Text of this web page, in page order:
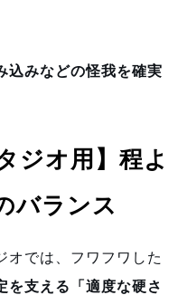
込みなどの怪我を確実
ジオ用】程よ
バランス
オでは、フワフワした
を支える「適度な硬さ